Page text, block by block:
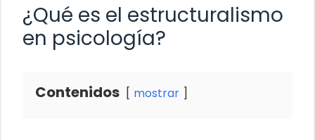
¿Qué es el estructuralismo
en psicología?
Contenidos mostrar